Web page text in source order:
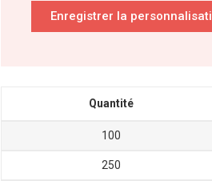
Enregistrer la
Quantité
100
250